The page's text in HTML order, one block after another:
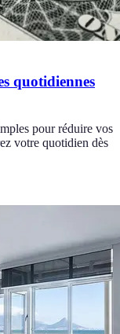
quotidiennes
pour réduire vos
votre quotidien dès